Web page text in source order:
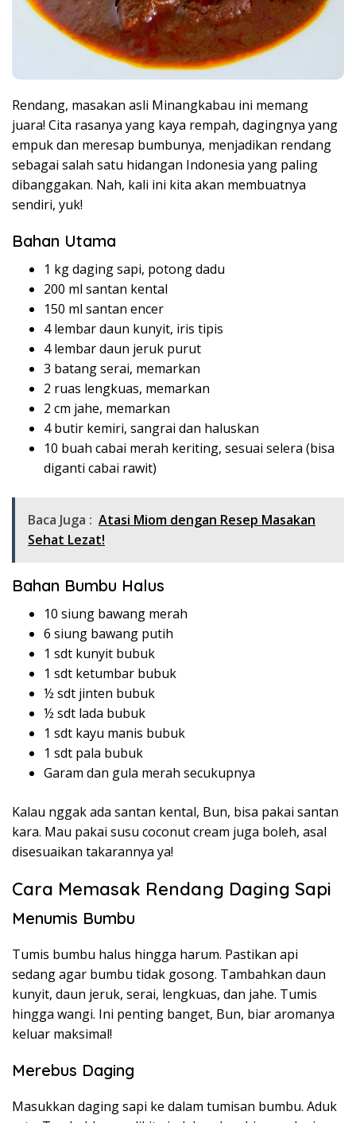
Rendang, masakan asli Minangkabau ini memang
juara! Cita rasanya yang kaya rempah, dagingnya yang
empuk dan meresap bumbunya, menjadikan rendang
sebagai salah satu hidangan Indonesia yang paling
dibanggakan. Nah, kali ini kita akan membuatnya
sendiri, yuk!
Bahan Utama
1 kg daging sapi, potong dadu
200 ml santan kental
150 ml santan encer
4 lembar daun kunyit, iris tipis
4 lembar daun jeruk purut
3 batang serai, memarkan
2 ruas lengkuas, memarkan
2 cm jahe, memarkan
4 butir kemiri, sangrai dan haluskan
10 buah cabai merah keriting, sesuai selera (bisa
diganti cabai rawit)
Baca Juga : Atasi Miom dengan Resep Masakan
Sehat Lezat!
Bahan Bumbu Halus
10 siung bawang merah
6 siung bawang putih
1 sdt kunyit bubuk
1 sdt ketumbar bubuk
½ sdt jinten bubuk
½ sdt lada bubuk
1 sdt kayu manis bubuk
1 sdt pala bubuk
Garam dan gula merah secukupnya
Kalau nggak ada santan kental, Bun, bisa pakai santan
kara. Mau pakai susu coconut cream juga boleh, asal
disesuaikan takarannya ya!
Cara Memasak Rendang Daging Sapi
Menumis Bumbu
Tumis bumbu halus hingga harum. Pastikan api
sedang agar bumbu tidak gosong. Tambahkan daun
kunyit, daun jeruk, serai, lengkuas, dan jahe. Tumis
hingga wangi. Ini penting banget, Bun, biar aromanya
keluar maksimal!
Merebus Daging
Masukkan daging sapi ke dalam tumisan bumbu. Aduk